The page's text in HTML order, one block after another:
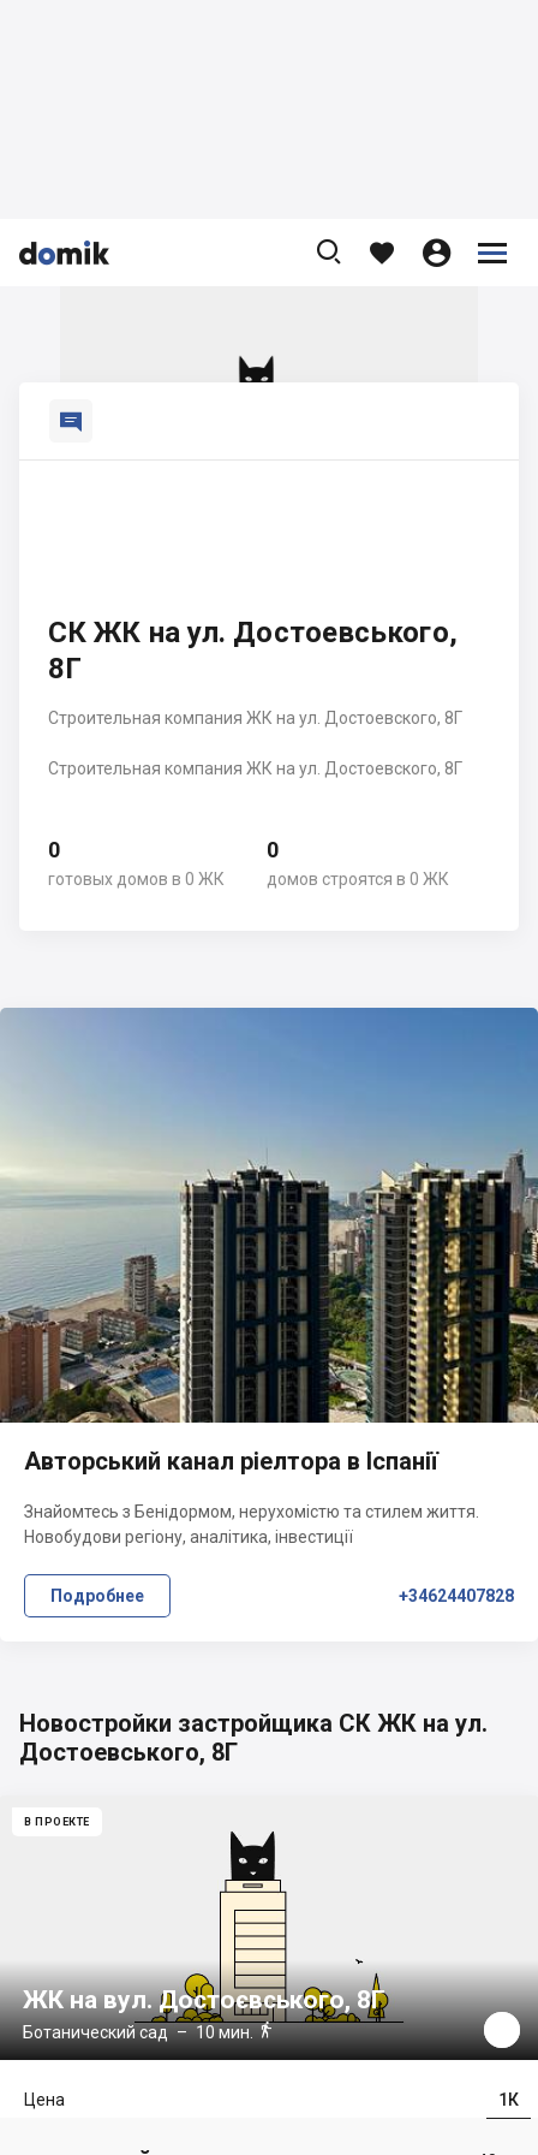


    



СК ЖК на ул. Достоевського,
8Г
Строительная компания ЖК на ул. Достоевского, 8Г
Строительная компания ЖК на ул. Достоевского, 8Г
0
готовых домов в 0 ЖК
0
домов строятся в 0 ЖК
Авторський канал ріелтора в Іспанії
Знайомтесь з Бенідормом, нерухомістю та стилем життя.
Новобудови регіону, аналітика, інвестиції
Подробнее +34624407828
Новостройки застройщика СК ЖК на ул.
Достоевського, 8Г
В ПРОЕКТЕ
ЖК на вул. Достоєвського, 8Г
Ботанический сад – 10 мин. 
1К
Цена